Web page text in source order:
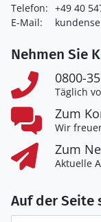
Telefon: +49 40
E-Mail:
Nehmen Sie
0800-
Täglich
Zum
Wir
Zum
Aktuelle
Auf der Seite